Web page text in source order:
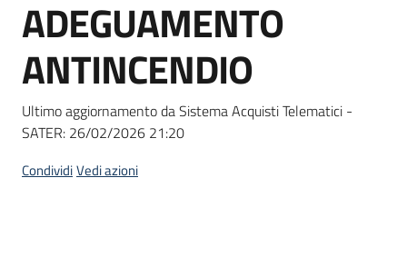
Supporto
telematiche
ADEGUAMENTO
ANTINCENDIO
Ultimo aggiornamento da Sistema Acquisti Telematici -
SATER: 26/02/2026 21:20
CondividiVedi azioni